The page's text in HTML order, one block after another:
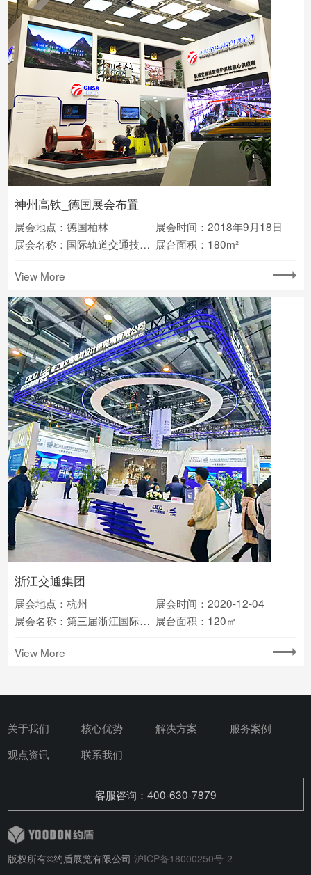
神州高铁_德国展会布置
展会地点：德国柏林
展会时间：2018年9月18日
展会名称：国际轨道交通技术展览会(Innotrans) 展台面积：180m²
View More
浙江交通集团
展会地点：杭州
展会时间：2020-12-04
展会名称：第三届浙江国际智慧交通产业博览会 展台面积：120㎡
View More
关于我们 核心优势 解决方案
服务案例
观点资讯
联系我们
客服咨询：400-630-7879
版权所有©约盾展览有限公司 沪ICP备18000250号-2